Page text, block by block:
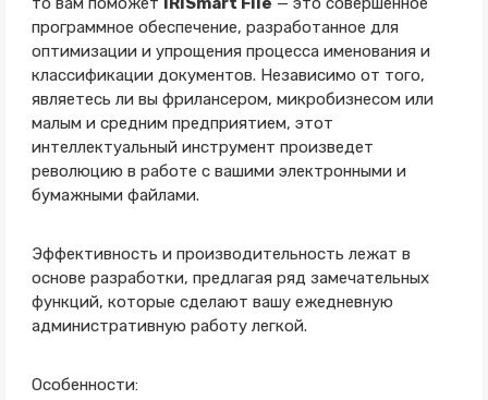
программное обеспечение, разработанное для
оптимизации и упрощения процесса именования и
классификации документов. Независимо от того,
являетесь ли вы фрилансером, микробизнесом или
малым и средним предприятием, этот
интеллектуальный инструмент произведет
революцию в работе с вашими электронными и
бумажными файлами.
Эффективность и производительность лежат в
основе разработки, предлагая ряд замечательных
функций, которые сделают вашу ежедневную
административную работу легкой.
Особенности: